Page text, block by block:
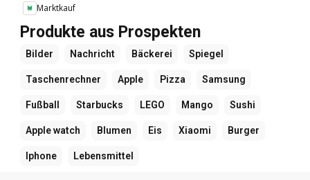
Marktkauf
Produkte aus Prospekten
Bilder Nachricht Bäckerei Spiegel
Taschenrechner Apple Pizza Samsung
Fußball Starbucks LEGO Mango Sushi
Apple watch Blumen Eis Xiaomi Burger
Iphone Lebensmittel